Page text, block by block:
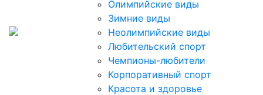
Олимпийские виды
Зимние виды
Неолимпийские виды
Любительский спорт
Чемпионы-любители
Корпоративный спорт
Красота и здоровье